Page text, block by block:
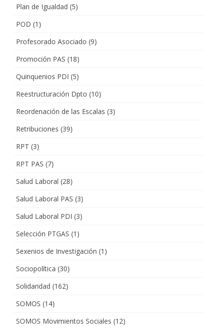
Plan de Igualdad (5)
POD (1)
Profesorado Asociado (9)
Promoción PAS (18)
Quinquenios PDI (5)
Reestructuración Dpto (10)
Reordenación de las Escalas (3)
Retribuciones (39)
RPT (3)
RPT PAS (7)
Salud Laboral (28)
Salud Laboral PAS (3)
Salud Laboral PDI (3)
Selección PTGAS (1)
Sexenios de Investigación (1)
Sociopolítica (30)
Solidaridad (162)
SOMOS (14)
SOMOS Movimientos Sociales (12)